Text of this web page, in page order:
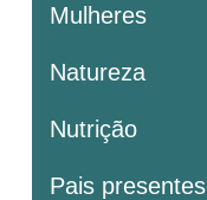
Mulheres
Natureza
Nutrição
Pais presentes